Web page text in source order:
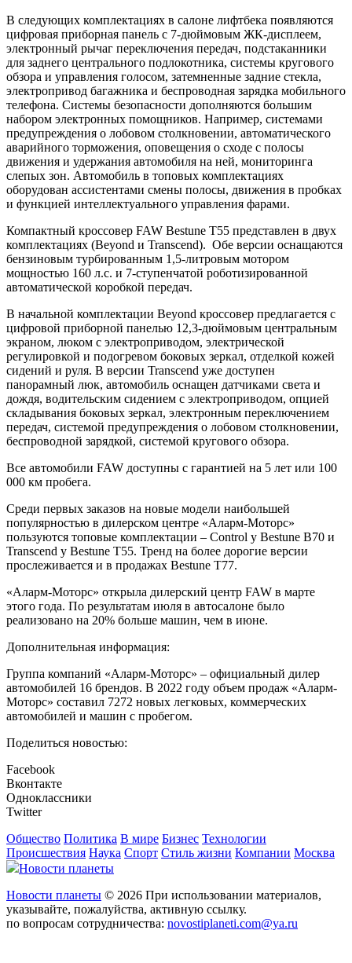
В следующих комплектациях в салоне лифтбека появляются
цифровая приборная панель с 7-дюймовым ЖК-дисплеем,
электронный рычаг переключения передач, подстаканники
для заднего центрального подлокотника, системы кругового
обзора и управления голосом, затемненные задние стекла,
электропривод багажника и беспроводная зарядка мобильного
телефона. Системы безопасности дополняются большим
набором электронных помощников. Например, системами
предупреждения о лобовом столкновении, автоматического
аварийного торможения, оповещения о сходе с полосы
движения и удержания автомобиля на ней, мониторинга
слепых зон. Автомобиль в топовых комплектациях
оборудован ассистентами смены полосы, движения в пробках
и функцией интеллектуального управления фарами.
Компактный кроссовер FAW Bestune T55 представлен в двух
комплектациях (Beyond и Transcend). Обе версии оснащаются
бензиновым турбированным 1,5-литровым мотором
мощностью 160 л.с. и 7-ступенчатой роботизированной
автоматической коробкой передач.
В начальной комплектации Beyond кроссовер предлагается с
цифровой приборной панелью 12,3-дюймовым центральным
экраном, люком с электроприводом, электрической
регулировкой и подогревом боковых зеркал, отделкой кожей
сидений и руля. В версии Transcend уже доступен
панорамный люк, автомобиль оснащен датчиками света и
дождя, водительским сидением с электроприводом, опцией
складывания боковых зеркал, электронным переключением
передач, системой предупреждения о лобовом столкновении,
беспроводной зарядкой, системой кругового обзора.
Все автомобили FAW доступны с гарантией на 5 лет или 100
000 км пробега.
Среди первых заказов на новые модели наибольшей
популярностью в дилерском центре «Аларм-Моторс»
пользуются топовые комплектации – Control у Bestune B70 и
Transcend у Bestune T55. Тренд на более дорогие версии
прослеживается и в продажах Bestune T77.
«Аларм-Моторс» открыла дилерский центр FAW в марте
этого года. По результатам июля в автосалоне было
реализовано на 20% больше машин, чем в июне.
Дополнительная информация:
Группа компаний «Аларм-Моторс» – официальный дилер
автомобилей 16 брендов. В 2022 году объем продаж «Аларм-
Моторс» составил 7272 новых легковых, коммерческих
автомобилей и машин с пробегом.
Поделиться новостью:
Facebook
Вконтакте
Одноклассники
Twitter
Общество Политика В мире Бизнес Технологии
Происшествия Наука Спорт Стиль жизни Компании Москва
Новости планеты
Новости планеты © 2026 При использовании материалов,
указывайте, пожалуйства, активную ссылку.
по вопросам сотрудничества: novostiplaneti.com@ya.ru